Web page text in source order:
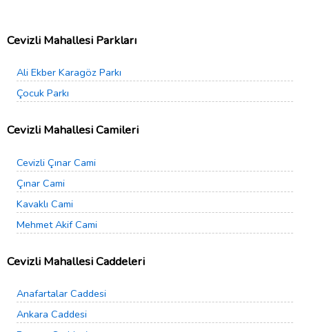
Cevizli Mahallesi Parkları
Ali Ekber Karagöz Parkı
Çocuk Parkı
Cevizli Mahallesi Camileri
Cevizli Çınar Cami
Çınar Cami
Kavaklı Cami
Mehmet Akif Cami
Cevizli Mahallesi Caddeleri
Anafartalar Caddesi
Ankara Caddesi